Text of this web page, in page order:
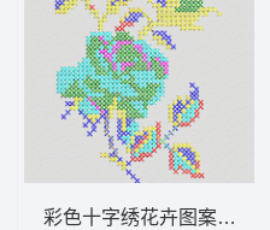
彩色十字绣花卉图案 十字绣